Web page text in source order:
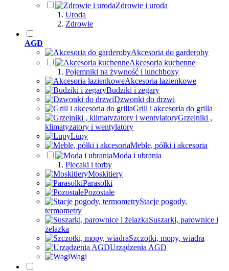
Zdrowie i uroda
Uroda
Zdrowie
AGD
Akcesoria do garderoby
Akcesoria kuchenne
Pojemniki na żywność i lunchboxy
Akcesoria łazienkowe
Budziki i zegary
Dzwonki do drzwi
Grill i akcesoria do grilla
Grzejniki ,
klimatyzatory i wentylatory
Lupy
Meble, półki i akcesoria
Moda i ubrania
Plecaki i torby
Moskitiery
Parasolki
Pozostałe
Stacje pogody,
termometry
Suszarki, parownice i
żelazka
Szczotki, mopy, wiadra
Urządzenia AGD
Wagi